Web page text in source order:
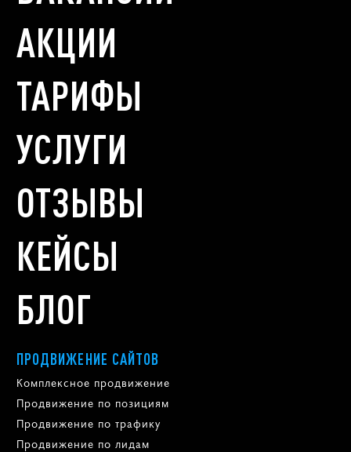
АКЦИИ
ТАРИФЫ
УСЛУГИ
ОТЗЫВЫ
КЕЙСЫ
БЛОГ
ПРОДВИЖЕНИЕ САЙТОВ
Комплексное продвижение
Продвижение по позициям
Продвижение по трафику
Продвижение по лидам